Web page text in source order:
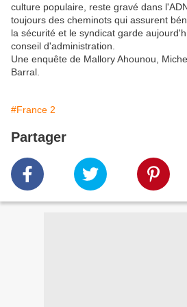
culture populaire, reste gravé dans
toujours des cheminots qui assurent
la sécurité et le syndicat garde
conseil d'administration.
Une enquête de Mallory Ahounou,
Barral.
#France 2
Partager